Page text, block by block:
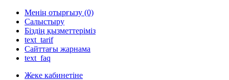
Менің отырғызу (0)
Салыстыру
Біздің қызметтеріміз
text_tarif
Сайттағы жарнама
text_faq
Жеке кабинетіне